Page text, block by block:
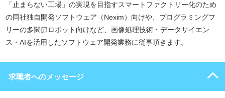
「止まらない工場」の実現を目指すスマートファクトリー化のため
の同社独自開発ソフトウェア（Nexim）向けや、プログラミングフ
リーの多関節ロボット向けなど、画像処理技術・データサイエン
ス・AIを活用したソフトウェア開発業務に従事頂きます。
求職者へのメッセージ